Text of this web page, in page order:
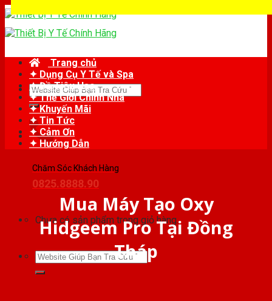
Skip
to
content
Tìm
kiếm:
Chăm Sóc Khách Hàng
0825.8888.90
Chưa có sản phẩm trong giỏ hàng.
Tìm
kiếm:
Trang chủ
✦ Dụng Cụ Y Tế và Spa
✦ Đồ Tiêu Hao
✦ Thế Giới Chỉnh Nha
✦ Khuyến Mãi
✦ Tin Tức
✦ Cảm Ơn
✦ Hướng Dẫn
Mua Máy Tạo Oxy
Hidgeem Pro Tại Đồng
Tháp